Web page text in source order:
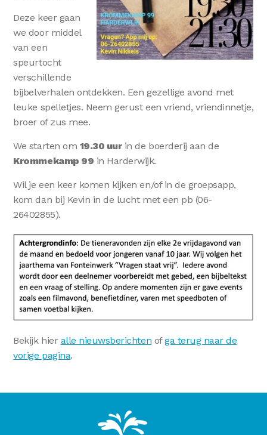
Deze keer gaan
we door middel
van een
speurtocht
verschillende
bijbelverhalen ontdekken. Een gezellige avond met
leuke spelletjes. Neem gerust een vriend, vriendinnetje,
broer of zus mee.
We starten om 19.30 uurin de boerderij aan de
Krommekamp 99 in Harderwijk.
Wil je een keer komen kijken en/of in de groepsapp,
kom dan bij Kevin in de lucht met een pb (06-
26402855).
Bekijk hier alle nieuwsberichten ofga terug naar de
vorige pagina.